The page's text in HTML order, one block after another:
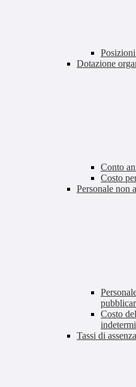
Dotazione
Conto
Costo
Personale non
Costo
Tassi di assenza